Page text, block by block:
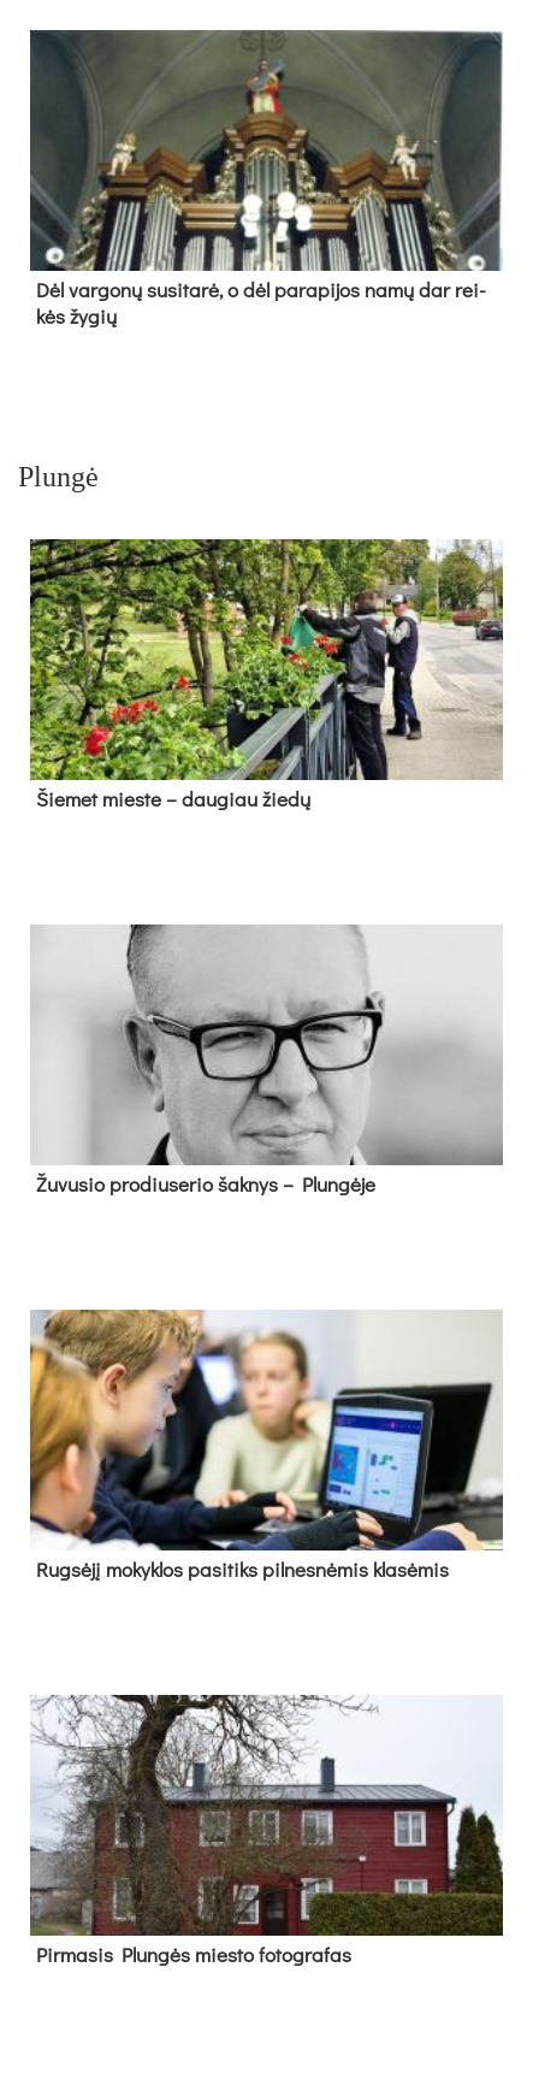
Dėl var­go­nų su­si­ta­rė, o dėl pa­ra­pi­jos na­mų dar rei­
kės žy­gių
Plungė
Šie­met mies­te – dau­giau žie­dų
Žu­vu­sio pro­diu­se­rio šak­nys – Plun­gė­je
Rug­sė­jį mo­kyk­los pa­si­tiks pil­nes­nė­mis kla­sė­mis
Pir­ma­sis Plun­gės mies­to fo­tog­ra­fas